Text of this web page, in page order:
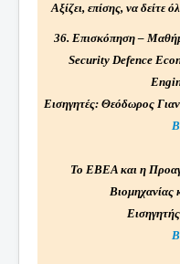
Αξίζει, επίσης, να δείτε
36. Επισκόπηση –
Security Defence
Εισηγητές: Θεόδωρος
Το ΕΒΕΑ και η
Βιομηχανίας